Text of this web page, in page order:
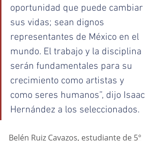
oportunidad que puede cambiar
sus vidas; sean dignos
representantes de México en el
mundo. El trabajo y la disciplina
serán fundamentales para su
crecimiento como artistas y
como seres humanos”, dijo Isaac
Hernández a los seleccionados.
Belén Ruiz Cavazos, estudiante de 5°